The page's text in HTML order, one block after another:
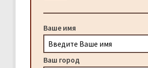
Ваше имя
Ваш город